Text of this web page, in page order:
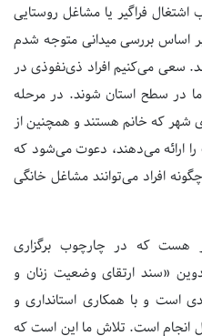
اشتغال فراگیر یا مشاغل روستایی
اساس بررسی میدانی متوجه شدم
سعی می‌کنیم افراد ذی‌نفوذی در
در سطح استان شوند. در مرحله
شهر که خانم هستند و همچنین از
ارائه می‌دهند، دعوت می‌شود که
افراد می‌توانند مشاغل خانگی
هست که در چارچوب برگزاری
«سند ارتقای وضعیت زنان و
است و با همکاری استانداری و
انجام است. تلاش ما این است که